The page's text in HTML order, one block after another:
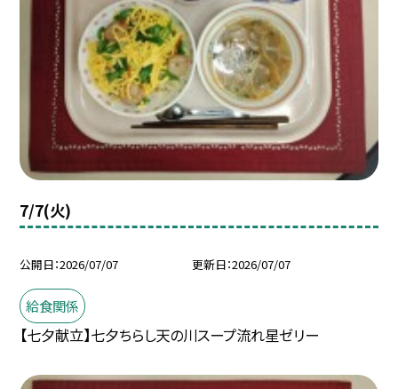
7/7(火)
公開日 2026/07/07 更新日 2026/07/07
給食関係
【七夕献立】七夕ちらし天の川スープ流れ星ゼリー